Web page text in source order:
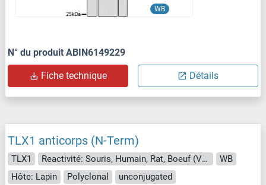
WB
N° du produit ABIN6149229
Fiche technique Détails
TLX1 anticorps (N-Term)
TLX1 Reactivité: Souris, Humain, Rat, Boeuf (Vache), Chien, Lapin, Cobaye, Roussette (Chauve-souris), Singe, Porc
WB
Hôte: Lapin
Polyclonal unconjugated